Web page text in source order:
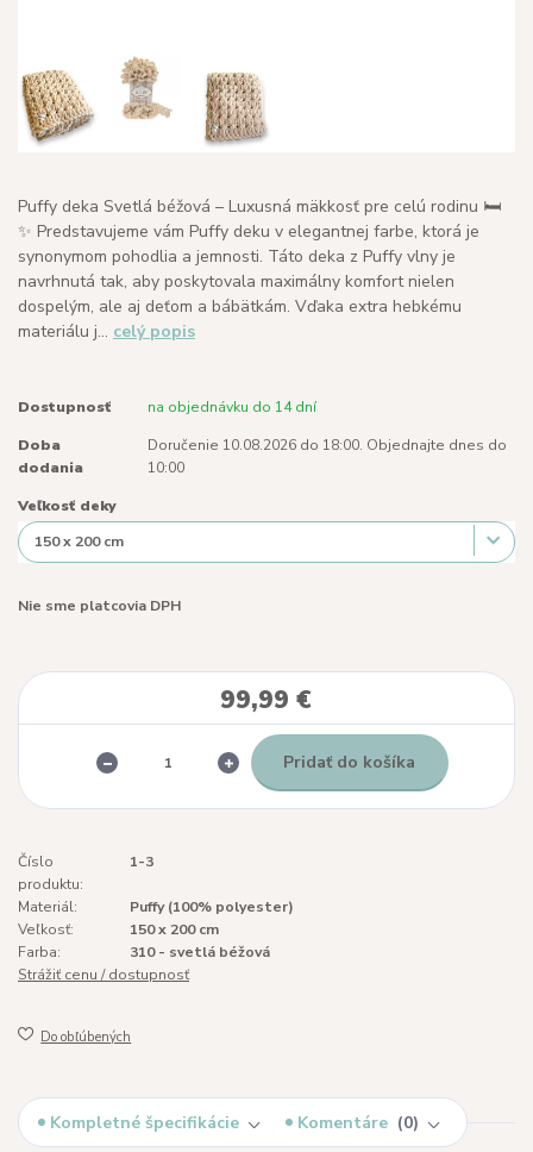
Puffy deka Svetlá béžová – Luxusná mäkkosť pre celú rodinu 🛏️
✨ Predstavujeme vám Puffy deku v elegantnej farbe, ktorá je
synonymom pohodlia a jemnosti. Táto deka z Puffy vlny je
navrhnutá tak, aby poskytovala maximálny komfort nielen
dospelým, ale aj deťom a bábätkám. Vďaka extra hebkému
materiálu j... celý popis
Dostupnosť na objednávku do 14 dní
Doba
dodania
Doručenie 10.08.2026 do 18:00. Objednajte dnes do
10:00
Veľkosť deky
Nie sme platcovia DPH
99,99 €
Pridať do košíka
Číslo
produktu:
1-3
Materiál:
Puffy (100% polyester)
Veľkosť:
150 x 200 cm
Farba:
310 - svetlá béžová
Strážiť cenu / dostupnosť
Do obľúbených
Kompletné špecifikácie Komentáre 0